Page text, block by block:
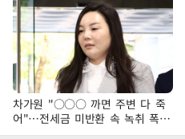
차가원 "○○○ 까면 주변 다 죽
어"…전세금 미반환 속 녹취 폭로
파장